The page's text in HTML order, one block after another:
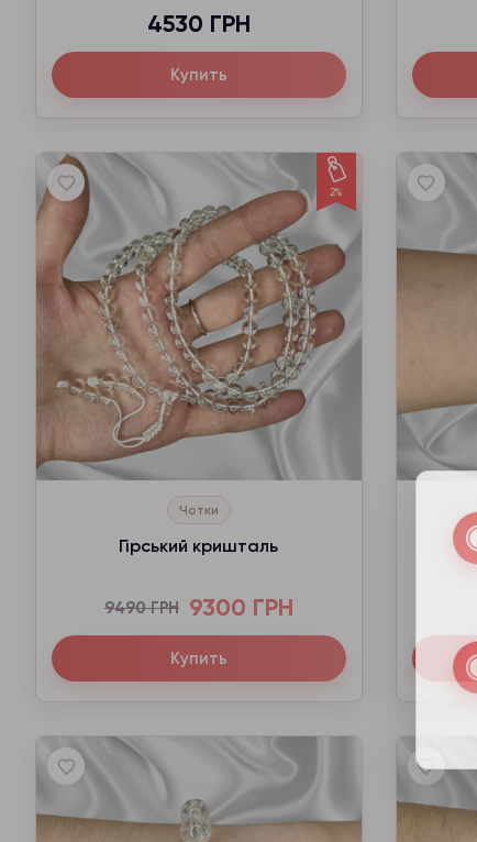
4530 ГРН
Купить
2%
Чотки
Гірський кришталь
9490 ГРН 9300 ГРН
Купить